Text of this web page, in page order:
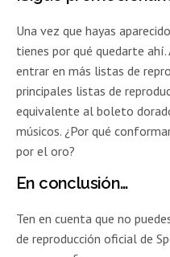
Una vez que hayas
tienes por qué quedarte
entrar en más listas de
principales listas de
equivalente al boleto
músicos. ¿Por qué
por el oro?
En conclusión…
Ten en cuenta que no
de reproducción oficial de